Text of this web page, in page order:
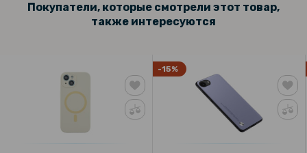
Покупатели, которые смотрели этот товар,
также интересуются
-15%